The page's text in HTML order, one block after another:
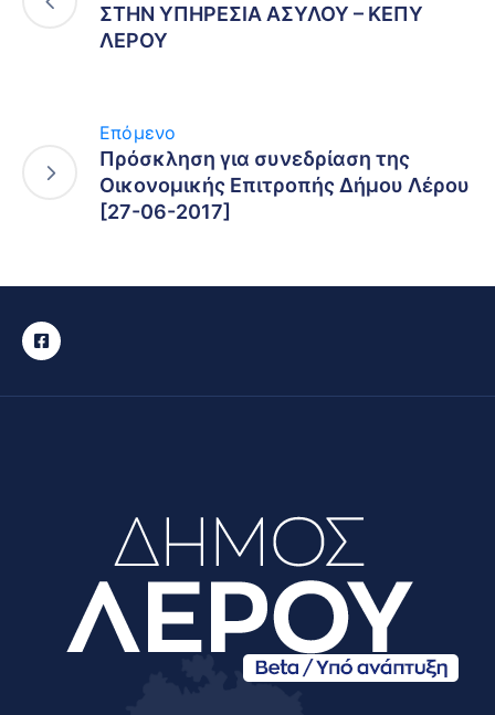
ΣΤΗΝ ΥΠΗΡΕΣΙΑ ΑΣΥΛΟΥ – ΚΕΠΥ
ΛΕΡΟΥ
Επόμενο
Πρόσκληση για συνεδρίαση της
Οικονομικής Επιτροπής Δήμου Λέρου
[27-06-2017]